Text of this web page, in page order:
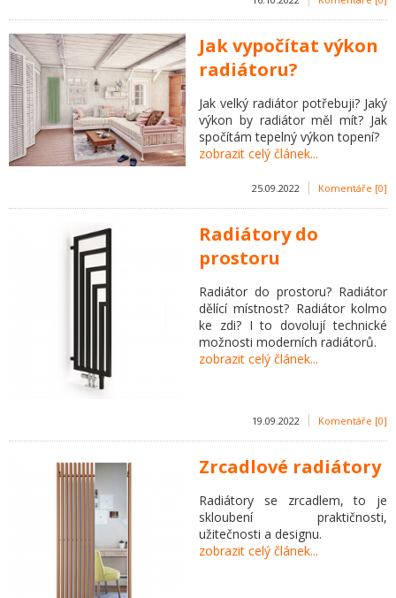
Jak vypočítat výkon
radiátoru?
Jak velký radiátor potřebuji? Jaký
výkon by radiátor měl mít? Jak
spočítám tepelný výkon topení?
zobrazit celý článek...
25.09.2022 Komentáře [0]
Radiátory do
prostoru
Radiátor do prostoru? Radiátor
dělící místnost? Radiátor kolmo
ke zdi? I to dovolují technické
možnosti moderních radiátorů.
zobrazit celý článek...
19.09.2022 Komentáře [0]
Zrcadlové radiátory
Radiátory se zrcadlem, to je
skloubení praktičnosti,
užitečnosti a designu.
zobrazit celý článek...